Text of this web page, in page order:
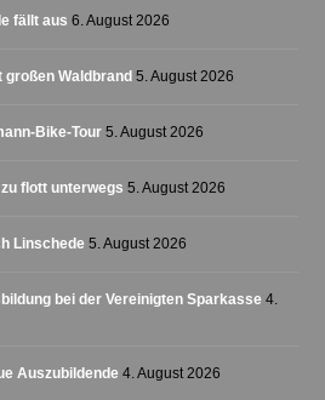
fällt aus 6. August 2026
Waldbrand 5. August 2026
Bike-Tour 5. August 2026
flott unterwegs 5. August 2026
Linschede 5. August 2026
bei der Vereinigten Sparkasse 4.
Auszubildende 4. August 2026